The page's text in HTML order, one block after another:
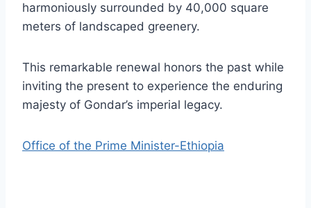
harmoniously surrounded by 40,000 square
meters of landscaped greenery.
This remarkable renewal honors the past while
inviting the present to experience the enduring
majesty of Gondar’s imperial legacy.
Office of the Prime Minister-Ethiopia